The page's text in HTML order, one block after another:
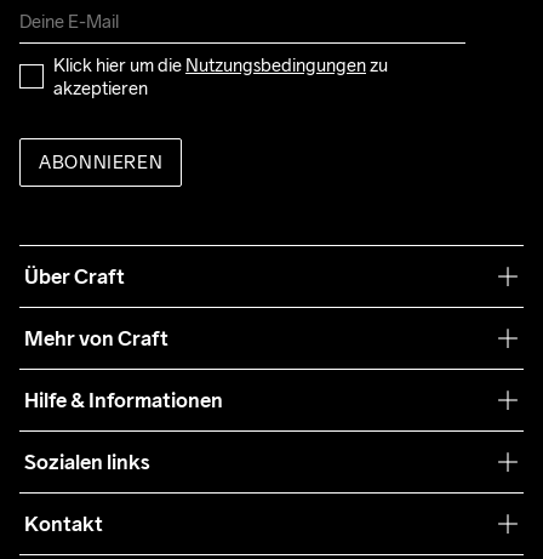
Klick hier um die Nutzungsbedingungen zu
akzeptieren
ABONNIEREN
Über Craft
Nachhaltigkeit
Mehr von Craft
Teamwear
Zusammenarbeit
Press
Hilfe & Informationen
Retouren
Kundendienst
Sozialen links
Kontakt